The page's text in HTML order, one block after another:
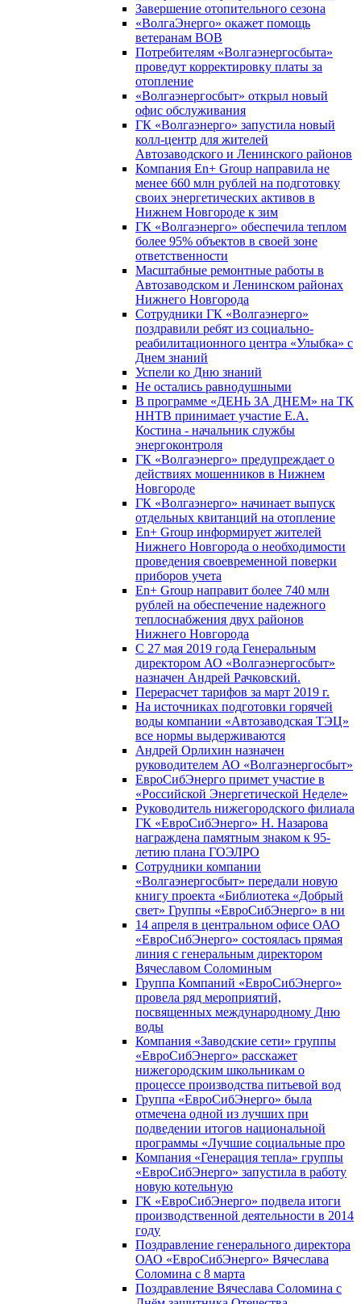
Завершение отопительного сезона
«ВолгаЭнерго» окажет помощь
ветеранам ВОВ
Потребителям «Волгаэнергосбыта»
проведут корректировку платы за
отопление
«Волгаэнергосбыт» открыл новый
офис обслуживания
ГК «Волгаэнерго» запустила новый
колл-центр для жителей
Автозаводского и Ленинского районов
Компания En+ Group направила не
менее 660 млн рублей на подготовку
своих энергетических активов в
Нижнем Новгороде к зим
ГК «Волгаэнерго» обеспечила теплом
более 95% объектов в своей зоне
ответственности
Масштабные ремонтные работы в
Автозаводском и Ленинском районах
Нижнего Новгорода
Сотрудники ГК «Волгаэнерго»
поздравили ребят из социально-
реабилитационного центра «Улыбка» с
Днем знаний
Успели ко Дню знаний
Не остались равнодушными
В программе «ДЕНЬ ЗА ДНЕМ» на ТК
ННТВ принимает участие Е.А.
Костина - начальник службы
энергоконтроля
ГК «Волгаэнерго» предупреждает о
действиях мошенников в Нижнем
Новгороде
ГК «Волгаэнерго» начинает выпуск
отдельных квитанций на отопление
En+ Group информирует жителей
Нижнего Новгорода о необходимости
проведения своевременной поверки
приборов учета
En+ Group направит более 740 млн
рублей на обеспечение надежного
теплоснабжения двух районов
Нижнего Новгорода
С 27 мая 2019 года Генеральным
директором АО «Волгаэнергосбыт»
назначен Андрей Рачковский.
Перерасчет тарифов за март 2019 г.
На источниках подготовки горячей
воды компании «Автозаводская ТЭЦ»
все нормы выдерживаются
Андрей Орлихин назначен
руководителем АО «Волгаэнергосбыт»
ЕвроСибЭнерго примет участие в
«Российской Энергетической Неделе»
Руководитель нижегородского филиала
ГК «ЕвроСибЭнерго» Н. Назарова
награждена памятным знаком к 95-
летию плана ГОЭЛРО
Сотрудники компании
«Волгаэнергосбыт» передали новую
книгу проекта «Библиотека «Добрый
свет» Группы «ЕвроСибЭнерго» в ни
14 апреля в центральном офисе ОАО
«ЕвроСибЭнерго» состоялась прямая
линия с генеральным директором
Вячеславом Соломиным
Группа Компаний «ЕвроСибЭнерго»
провела ряд мероприятий,
посвященных международному Дню
воды
Компания «Заводские сети» группы
«ЕвроСибЭнерго» расскажет
нижегородским школьникам о
процессе производства питьевой вод
Группа «ЕвроСибЭнерго» была
отмечена одной из лучших при
подведении итогов национальной
программы «Лучшие социальные про
Компания «Генерация тепла» группы
«ЕвроСибЭнерго» запустила в работу
новую котельную
ГК «ЕвроСибЭнерго» подвела итоги
производственной деятельности в 2014
году
Поздравление генерального директора
ОАО «ЕвроСибЭнерго» Вячеслава
Соломина с 8 марта
Поздравление Вячеслава Соломина с